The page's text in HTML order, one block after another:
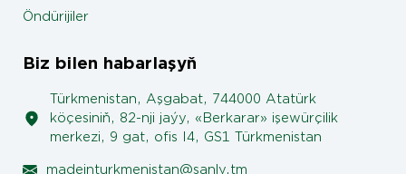
Öndürijiler
Biz bilen habarlaşyň
Türkmenistan, Aşgabat, 744000 Atatürk
köçesiniň, 82-nji jaýy, «Berkarar» işewürçilik
merkezi, 9 gat, ofis I4, GS1 Türkmenistan
madeinturkmenistan@sanly.tm